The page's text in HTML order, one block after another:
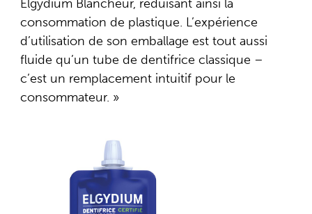
Elgydium Blancheur, réduisant ainsi la
consommation de plastique. L’expérience
d’utilisation de son emballage est tout aussi
fluide qu’un tube de dentifrice classique –
c’est un remplacement intuitif pour le
consommateur. »